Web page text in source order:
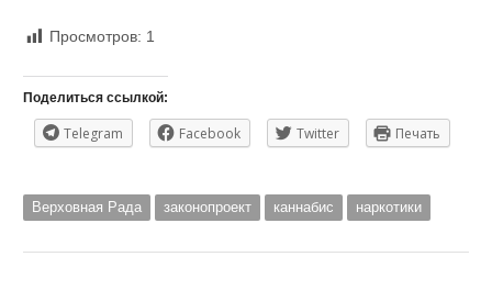
Просмотров: 1
Поделиться ссылкой:
Telegram Facebook Twitter Печать
Верховная Рада законопроект каннабис наркотики